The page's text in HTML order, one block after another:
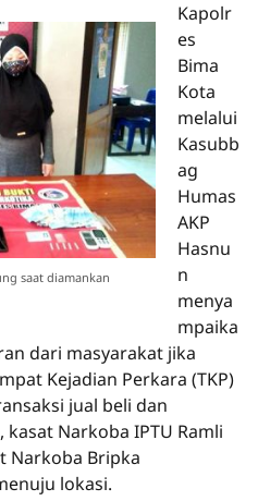
saat diamankan
Kapolr
es
Bima
Kota
melalui
Kasubb
ag
Humas
AKP
Hasnu
n
menya
mpaika
dari masyarakat jika
Kejadian Perkara (TKP)
jual beli dan
Narkoba IPTU Ramli
Narkoba Bripka
lokasi.